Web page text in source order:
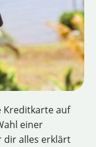
Kreditkarte auf
einer
dir alles erklärt